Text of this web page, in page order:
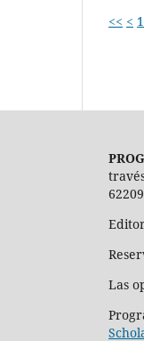
<< < 1
Las